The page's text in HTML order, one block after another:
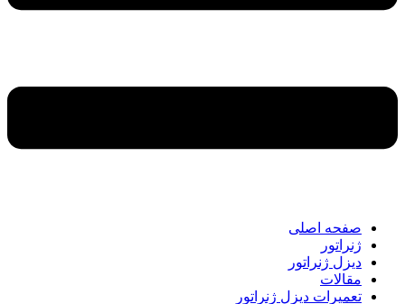
صفحه اصلی
ژنراتور
دیزل ژنراتور
مقالات
تعمیرات دیزل ژنراتور